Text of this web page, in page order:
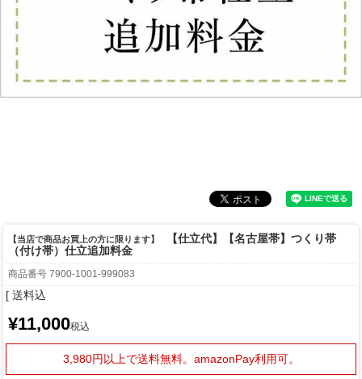
【当店で商品お買上の方に限ります】
【仕立代】【名古屋帯】つくり帯
（付け帯）仕立追加料金
商品番号 7900-1001-999083
送料込
¥11,000税込
3,980円以上で送料無料。 amazonPay利用可。